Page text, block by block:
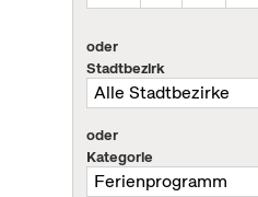
oder
Stadtbezirk
oder
Kategorie